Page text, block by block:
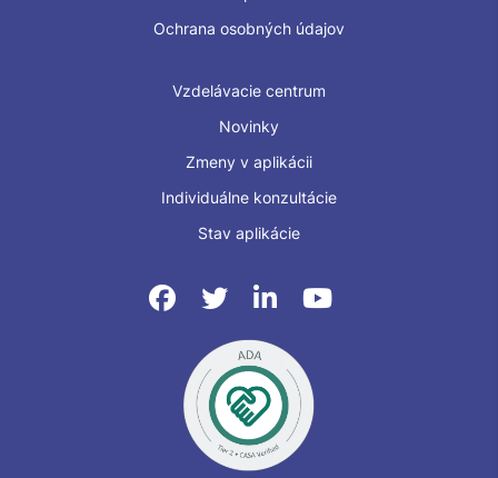
Ochrana osobných údajov
Vzdelávacie centrum
Novinky
Zmeny v aplikácii
Individuálne konzultácie
Stav aplikácie